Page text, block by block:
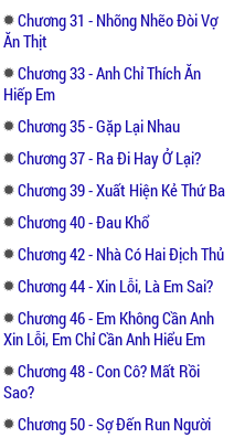
Chương 31 - Nhõng Nhẽo Đòi Vợ
Ăn Thịt
Chương 33 - Anh Chỉ Thích Ăn
Hiếp Em
Chương 35 - Gặp Lại Nhau
Chương 37 - Ra Đi Hay Ở Lại?
Chương 39 - Xuất Hiện Kẻ Thứ Ba
Chương 40 - Đau Khổ
Chương 42 - Nhà Có Hai Địch Thủ
Chương 44 - Xin Lỗi, Là Em Sai?
Chương 46 - Em Không Cần Anh
Xin Lỗi, Em Chỉ Cần Anh Hiểu Em
Chương 48 - Con Cô? Mất Rồi
Sao?
Chương 50 - Sợ Đến Run Người